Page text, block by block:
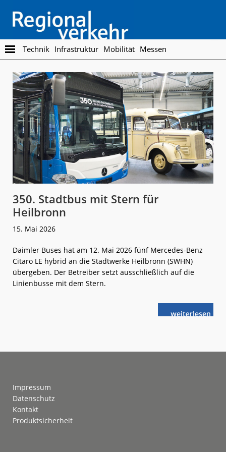
main
content
footer
Regionalverkehr
Die
Fachzeitschrift
den
Öffentlichen
Personennahverkehr
Technik Infrastruktur Mobilität Messen
350. Stadtbus mit Stern für
Heilbronn
15. Mai 2026
Daimler Buses hat am 12. Mai 2026 fünf Mercedes-Benz
Citaro LE hybrid an die Stadtwerke Heilbronn (SWHN)
übergeben. Der Betreiber setzt ausschließlich auf die
Linienbusse mit dem Stern.
weiterlese
n350. Stadtbus
Impressum
Datenschutz
Kontakt
Produktsicherheit